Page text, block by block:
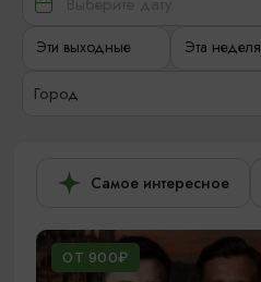
Эти выходные Эта неделя
Город
Самое интересное
ОТ 900₽